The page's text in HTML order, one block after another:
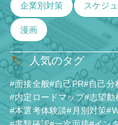
企業別対策 スケジ
漫画
🏷️ 人気のタグ
#面接全般#自己PR#自己分
#内定ロードマップ#志望動
#本選考体験談#月別対策